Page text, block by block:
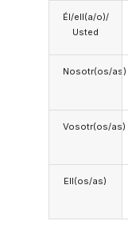
Él/ell(a/o)/
Usted
Nosotr(os/as)
Vosotr(os/as)
Ell(os/as)